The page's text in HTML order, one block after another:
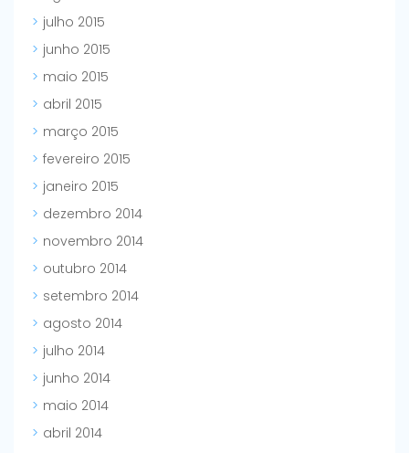
julho 2015
junho 2015
maio 2015
abril 2015
março 2015
fevereiro 2015
janeiro 2015
dezembro 2014
novembro 2014
outubro 2014
setembro 2014
agosto 2014
julho 2014
junho 2014
maio 2014
abril 2014